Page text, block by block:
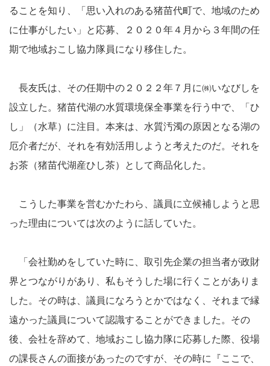
ることを知り、「思い入れのある猪苗代町で、地域のため
に仕事がしたい」と応募、２０２０年４月から３年間の任
期で地域おこし協力隊員になり移住した。
長友氏は、その任期中の２０２２年７月に㈱いなびしを
設立した。猪苗代湖の水質環境保全事業を行う中で、「ひ
し」（水草）に注目。本来は、水質汚濁の原因となる湖の
厄介者だが、それを有効活用しようと考えたのだ。それを
お茶（猪苗代湖産ひし茶）として商品化した。
こうした事業を営むかたわら、議員に立候補しようと思
った理由については次のように話していた。
「会社勤めをしていた時に、取引先企業の担当者が政財
界とつながりがあり、私もそうした場に行くことがありま
した。その時は、議員になろうとかではなく、それまで縁
遠かった議員について認識することができました。その
後、会社を辞めて、地域おこし協力隊に応募した際、役場
の課長さんの面接があったのですが、その時に『ここで、